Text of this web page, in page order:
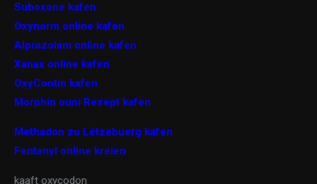
Suboxone kafen
Oxynorm online kafen
Alprazolam online kafen
Xanax online kafen
OxyContin kafen
Morphin ouni Rezept kafen
Methadon zu Lëtzebuerg kafen
Fentanyl online kréien
kaaft oxycodon